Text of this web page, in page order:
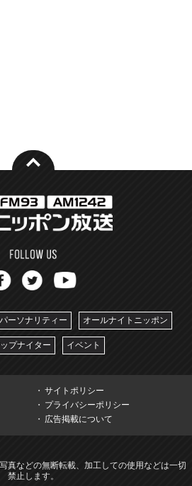
ーソナリティー オールナイトニッポン
プナイター イベント
サイトポリシー
プライバシーポリシー
広告掲載について
真などの無断転載、加工しての使用などは一切
禁止します。